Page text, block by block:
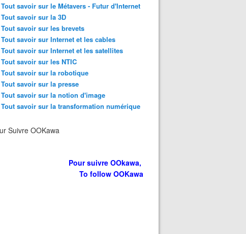
Tout savoir sur le Métavers - Futur d'Internet
Tout savoir sur la 3D
Tout savoir sur les brevets
Tout savoir sur Internet et les cables
Tout savoir sur Internet et les satellites
Tout savoir sur les NTIC
Tout savoir sur la robotique
Tout savoir sur la presse
Tout savoir sur la notion d'image
Tout savoir sur la transformation numérique
Suivre OOKawa
Pour suivre OOkawa,
To follow OOKawa